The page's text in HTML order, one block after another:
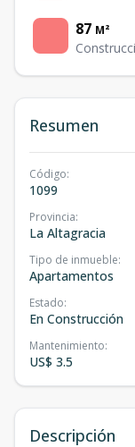
87 M²
Resumen
Código:
1099
Provincia:
La Altagracia
Tipo de inmueble:
Apartamentos
Estado:
En Construcción
Mantenimiento:
US$ 3.5
Descripción